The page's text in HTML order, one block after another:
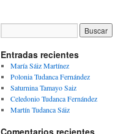
Entradas recientes
María Sáiz Martínez
Polonia Tudanca Fernández
Saturnina Tamayo Saiz
Celedonio Tudanca Fernández
Martín Tudanca Sáiz
Comentarios recientes